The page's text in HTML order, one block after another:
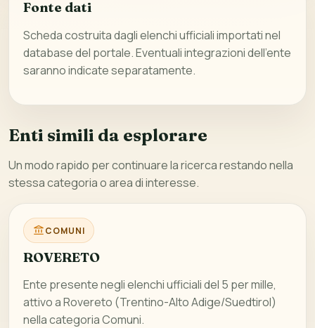
Fonte dati
Scheda costruita dagli elenchi ufficiali importati nel
database del portale. Eventuali integrazioni dell’ente
saranno indicate separatamente.
Enti simili da esplorare
Un modo rapido per continuare la ricerca restando nella
stessa categoria o area di interesse.
COMUNI
ROVERETO
Ente presente negli elenchi ufficiali del 5 per mille,
attivo a Rovereto (Trentino-Alto Adige/Suedtirol)
nella categoria Comuni.